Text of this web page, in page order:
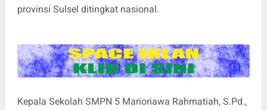
provinsi Sulsel ditingkat nasional.
Kepala Sekolah SMPN 5 Marioriawa Rahmatiah, S.Pd.,